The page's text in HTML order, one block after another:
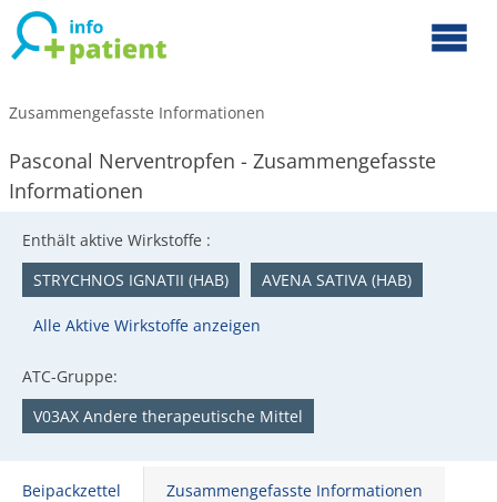
Zusammengefasste Informationen
Pasconal Nerventropfen - Zusammengefasste
Informationen
Enthält aktive Wirkstoffe :
STRYCHNOS IGNATII (HAB)
AVENA SATIVA (HAB)
Alle Aktive Wirkstoffe anzeigen
ATC-Gruppe:
V03AX Andere therapeutische Mittel
Beipackzettel Zusammengefasste Informationen